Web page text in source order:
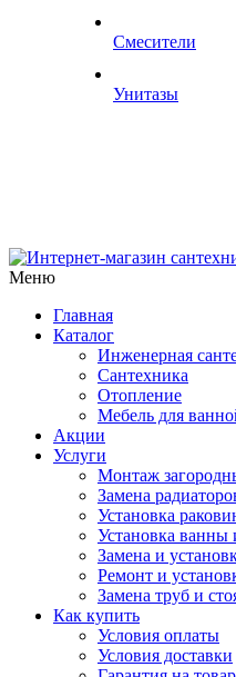
Смесители
Унитазы
Меню
Главная
Каталог
Инженерная
Сантехника
Отопление
Мебель для
Акции
Услуги
Монтаж
Замена
Установка
Установка
Замена и
Ремонт и
Замена труб и
Как купить
Условия оплаты
Условия доставки